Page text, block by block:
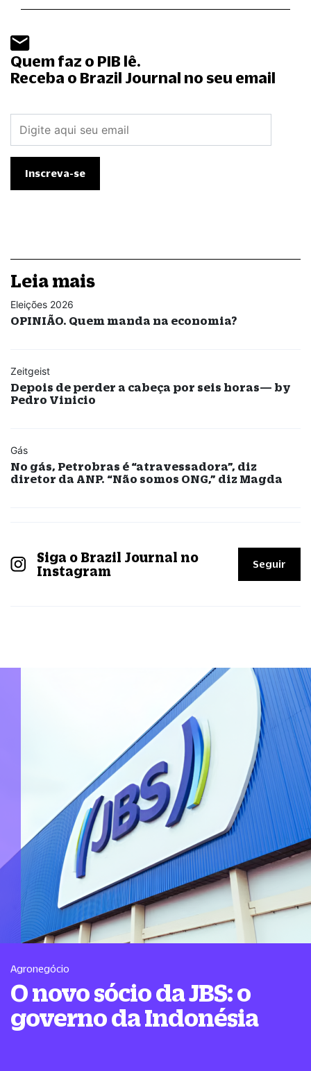
Quem faz o PIB lê.
Receba o Brazil Journal no seu email
Leia mais
Eleições 2026
OPINIÃO. Quem manda na economia?
Zeitgeist
Depois de perder a cabeça por seis horas— by
Pedro Vinicio
Gás
No gás, Petrobras é “atravessadora”, diz
diretor da ANP. “Não somos ONG,” diz Magda
Siga o Brazil Journal no
Instagram
Seguir
Agronegócio
O novo sócio da JBS: o
governo da Indonésia